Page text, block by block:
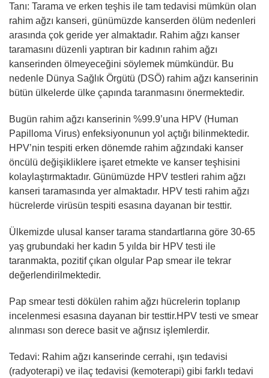
Tanı: Tarama ve erken teşhis ile tam tedavisi mümkün olan
rahim ağzı kanseri, günümüzde kanserden ölüm nedenleri
arasında çok geride yer almaktadır. Rahim ağzı kanser
taramasını düzenli yaptıran bir kadının rahim ağzı
kanserinden ölmeyeceğini söylemek mümkündür. Bu
nedenle Dünya Sağlık Örgütü (DSÖ) rahim ağzı kanserinin
bütün ülkelerde ülke çapında taranmasını önermektedir.
Bugün rahim ağzı kanserinin %99.9’una HPV (Human
Papilloma Virus) enfeksiyonunun yol açtığı bilinmektedir.
HPV’nin tespiti erken dönemde rahim ağzındaki kanser
öncülü değişikliklere işaret etmekte ve kanser teşhisini
kolaylaştırmaktadır. Günümüzde HPV testleri rahim ağzı
kanseri taramasında yer almaktadır. HPV testi rahim ağzı
hücrelerde virüsün tespiti esasına dayanan bir testtir.
Ülkemizde ulusal kanser tarama standartlarına göre 30-65
yaş grubundaki her kadın 5 yılda bir HPV testi ile
taranmakta, pozitif çıkan olgular Pap smear ile tekrar
değerlendirilmektedir.
Pap smear testi dökülen rahim ağzı hücrelerin toplanıp
incelenmesi esasına dayanan bir testtir.HPV testi ve smear
alınması son derece basit ve ağrısız işlemlerdir.
Tedavi: Rahim ağzı kanserinde cerrahi, ışın tedavisi
(radyoterapi) ve ilaç tedavisi (kemoterapi) gibi farklı tedavi